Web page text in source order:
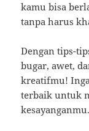
kamu bisa
tanpa harus
Dengan tips-
bugar, awet,
kreatifmu!
terbaik untuk